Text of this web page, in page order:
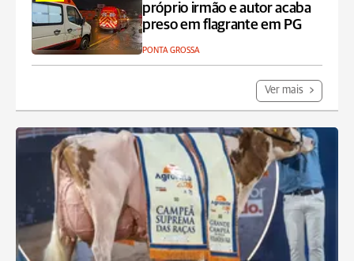
próprio irmão e autor acaba
preso em flagrante em PG
PONTA GROSSA
Ver mais